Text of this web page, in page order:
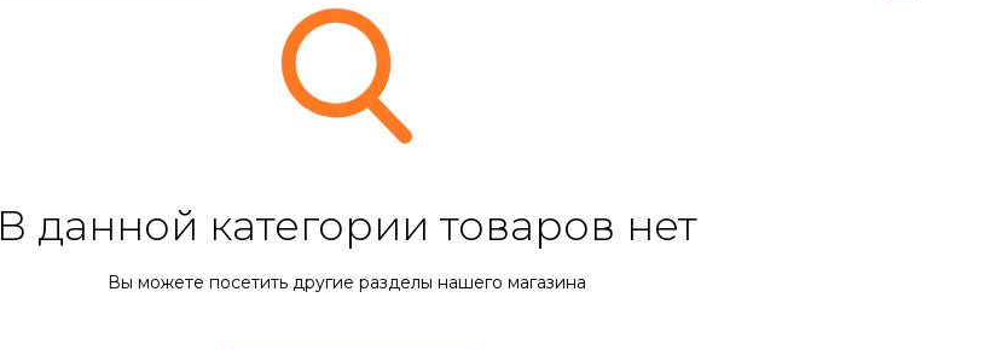
В данной категории товаров нет
Вы можете посетить другие разделы нашего магазина